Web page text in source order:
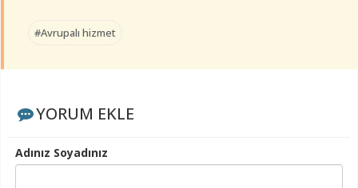
#Avrupalı hizmet
YORUM EKLE
Adınız Soyadınız